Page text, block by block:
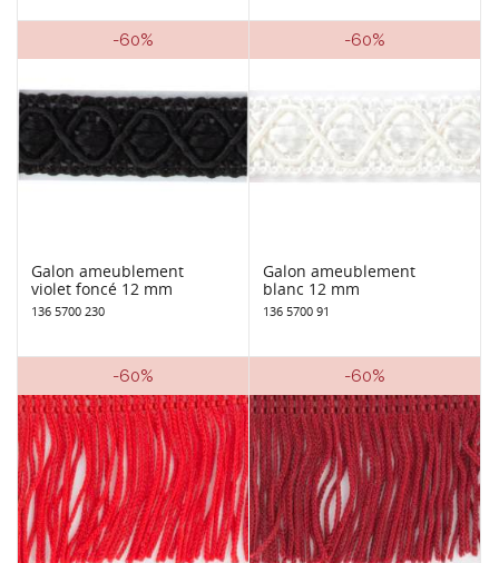
-60%
Galon ameublement
violet foncé 12 mm
136 5700 230
-60%
Galon ameublement
blanc 12 mm
136 5700 91
-60% -60%